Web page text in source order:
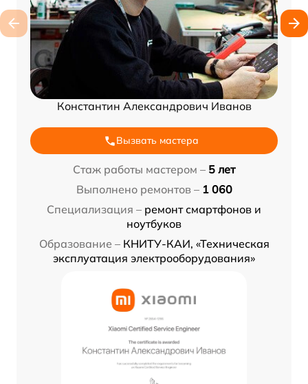
Константин Александрович Иванов
Вызвать мастера
Стаж работы мастером – 5 лет
Выполнено ремонтов – 1 060
Специализация – ремонт смартфонов и
ноутбуков
Образование – КНИТУ-КАИ, «Техническая
эксплуатация электрооборудования»